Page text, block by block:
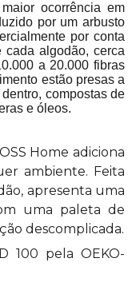
ocorrência em
por um arbusto
por conta
algodão, cerca
a 20.000 fibras
estão presas a
compostas de
e óleos.
Home adiciona
ambiente. Feita
apresenta uma
uma paleta de
descomplicada.
100 pela OEKO-